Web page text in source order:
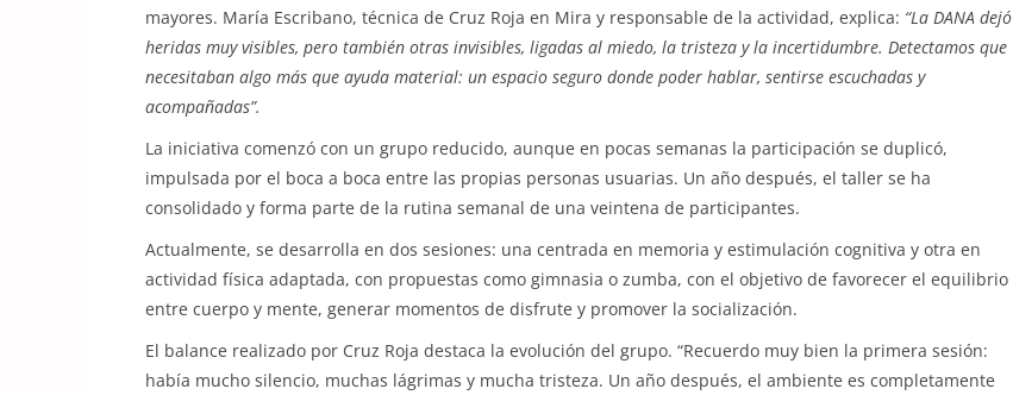
mayores. María Escribano, técnica de Cruz Roja en Mira y responsable de la actividad, explica: “La DANA dejó
heridas muy visibles, pero también otras invisibles, ligadas al miedo, la tristeza y la incertidumbre. Detectamos que
necesitaban algo más que ayuda material: un espacio seguro donde poder hablar, sentirse escuchadas y
acompañadas”.
La iniciativa comenzó con un grupo reducido, aunque en pocas semanas la participación se duplicó,
impulsada por el boca a boca entre las propias personas usuarias. Un año después, el taller se ha
consolidado y forma parte de la rutina semanal de una veintena de participantes.
Actualmente, se desarrolla en dos sesiones: una centrada en memoria y estimulación cognitiva y otra en
actividad física adaptada, con propuestas como gimnasia o zumba, con el objetivo de favorecer el equilibrio
entre cuerpo y mente, generar momentos de disfrute y promover la socialización.
El balance realizado por Cruz Roja destaca la evolución del grupo. “Recuerdo muy bien la primera sesión:
había mucho silencio, muchas lágrimas y mucha tristeza. Un año después, el ambiente es completamente